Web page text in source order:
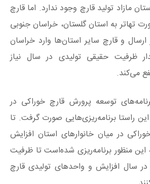
مازاد تولید قارچ وجود ندارد. اما قارچ
تهاتر به استان گلستان، خراسان جنوبی
و قارچ سایر استان‌ها وارد خراسان
ظرفیت حقیقی تولیدی در سال نیاز
می‌کند.
توسعه پرورش قارچ خوراکی در
راستا برنامه‌ریزی‌هایی صورت گرفت. تا
در میان خانوارهای استان افزایش
این منظور برنامه‌ریزی شده‌است تا ظرفیت
هزار تن در سال افزایش و واحدهای تولیدی قارچ